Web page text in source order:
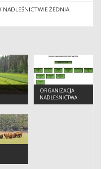
NADLEŚNICTWIE ŻEDNIA
ORGANIZACJA
NADLEŚNICTWA